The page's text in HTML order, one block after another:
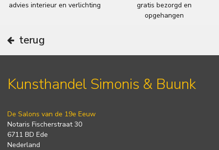
advies interieur en verlichting
gratis bezorgd en
opgehangen
terug
Kunsthandel Simonis & Buunk
De Salons van de 19e Eeuw
Notaris Fischerstraat 30
6711 BD Ede
Nederland